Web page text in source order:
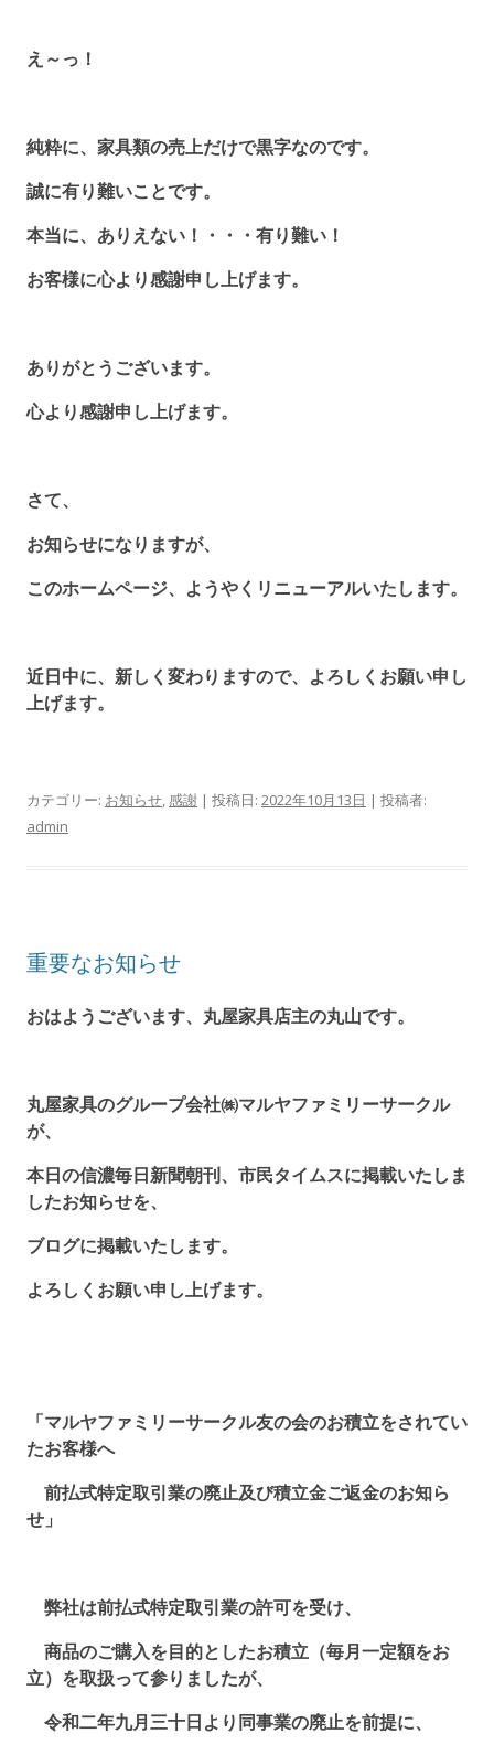
え～っ！
純粋に、家具類の売上だけで黒字なのです。
誠に有り難いことです。
本当に、ありえない！・・・有り難い！
お客様に心より感謝申し上げます。
ありがとうございます。
心より感謝申し上げます。
さて、
お知らせになりますが、
このホームページ、ようやくリニューアルいたします。
近日中に、新しく変わりますので、よろしくお願い申し
上げます。
カテゴリー: お知らせ, 感謝 | 投稿日: 2022年10月13日 | 投稿者:
admin
重要なお知らせ
おはようございます、丸屋家具店主の丸山です。
丸屋家具のグループ会社㈱マルヤファミリーサークル
が、
本日の信濃毎日新聞朝刊、市民タイムスに掲載いたしま
したお知らせを、
ブログに掲載いたします。
よろしくお願い申し上げます。
「マルヤファミリーサークル友の会のお積立をされてい
たお客様へ
前払式特定取引業の廃止及び積立金ご返金のお知ら
せ」
弊社は前払式特定取引業の許可を受け、
商品のご購入を目的としたお積立（毎月一定額をお
立）を取扱って参りましたが、
令和二年九月三十日より同事業の廃止を前提に、